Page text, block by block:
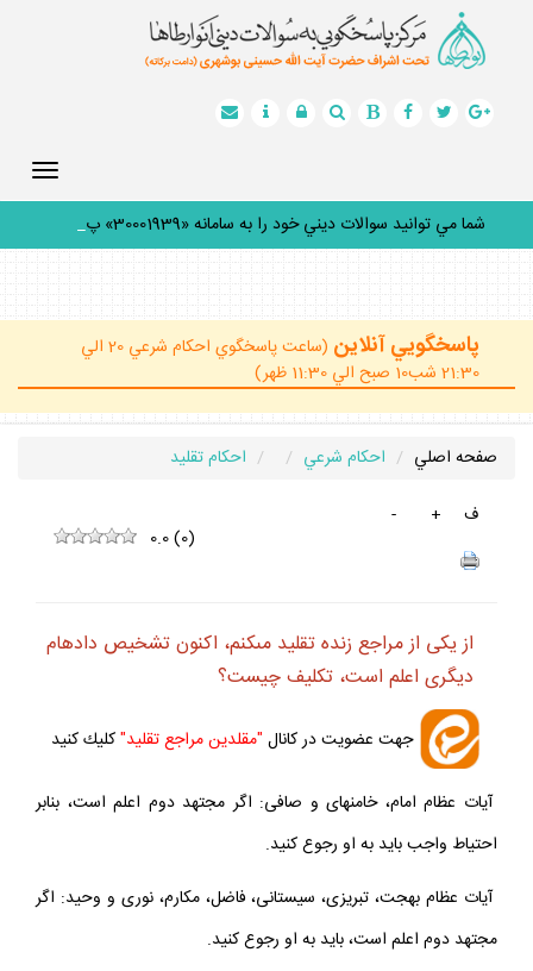
شما مي توانيد سوالات ديني خود را به سامانه «30001939» پيام
پاسخگويي آنلاين
(ساعت پاسخگوي احكام شرعي 20 الي
21:30 شب10 صبح الي 11:30 ظهر)
صفحه اصلي احكام شرعي
احكام تقليد
ف
+
-
0.0(0)
از يكى از مراجع زنده تقليد مى‏كنم، اكنون تشخيص داده‏ام
ديگرى اعلم است، تكليف چيست؟
جهت عضويت در كانال "مقلدين مراجع تقليد"كليك كنيد
آيات عظام امام، خامنه‏اى و صافى: اگر مجتهد دوم اعلم است، بنابر
احتياط واجب بايد به او رجوع كنيد.
آيات عظام بهجت، تبريزى، سيستانى، فاضل، مكارم، نورى و وحيد: اگر
مجتهد دوم اعلم است، بايد به او رجوع كنيد.